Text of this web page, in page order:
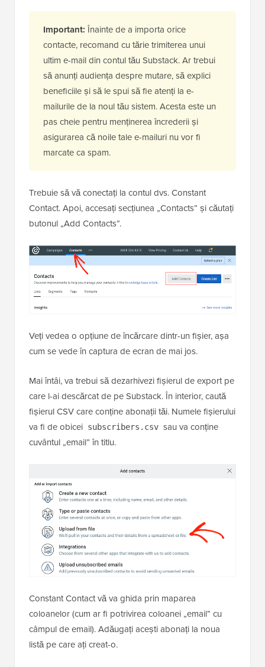
Important: Înainte de a importa orice
contacte, recomand cu tărie trimiterea unui
ultim e-mail din contul tău Substack. Ar trebui
să anunți audiența despre mutare, să explici
beneficiile și să le spui să fie atenți la e-
mailurile de la noul tău sistem. Acesta este un
pas cheie pentru menținerea încrederii și
asigurarea că noile tale e-mailuri nu vor fi
marcate ca spam.
Trebuie să vă conectați la contul dvs. Constant
Contact. Apoi, accesați secțiunea „Contacts” și căutați
butonul „Add Contacts”.
Veți vedea o opțiune de încărcare dintr-un fișier, așa
cum se vede în captura de ecran de mai jos.
Mai întâi, va trebui să dezarhivezi fișierul de export pe
care l-ai descărcat de pe Substack. În interior, caută
fișierul CSV care conține abonații tăi. Numele fișierului
va fi de obicei subscribers.csv sau va conține
cuvântul „email” în titlu.
Constant Contact vă va ghida prin maparea
coloanelor (cum ar fi potrivirea coloanei „email” cu
câmpul de email). Adăugați acești abonați la noua
listă pe care ați creat-o.